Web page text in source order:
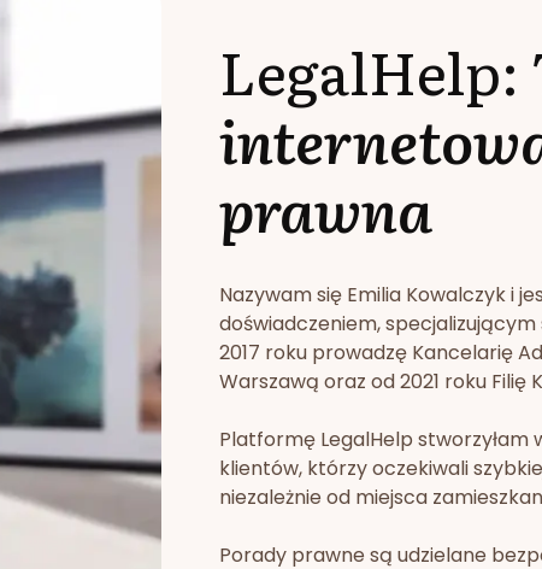
LegalHelp:
prawna
Nazywam się Emilia Kowalczyk i
doświadczeniem,
2017 roku prowadzę Kancelarię
Warszawą oraz od 2021 roku Filię
Platformę LegalHelp
klientów, którzy oczekiwali
niezależnie od miejsca
Porady prawne są udzielane